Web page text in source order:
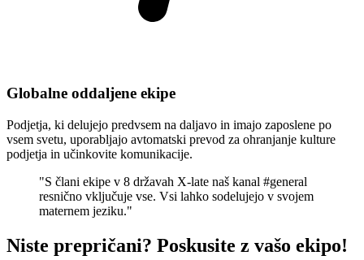
Globalne oddaljene ekipe
Podjetja, ki delujejo predvsem na daljavo in imajo zaposlene po
vsem svetu, uporabljajo avtomatski prevod za ohranjanje kulture
podjetja in učinkovite komunikacije.
"S člani ekipe v 8 državah X-late naš kanal #general
resnično vključuje vse. Vsi lahko sodelujejo v svojem
maternem jeziku."
Niste prepričani? Poskusite z vašo ekipo!